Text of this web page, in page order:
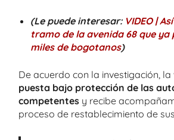
(Le puede interesar: VIDEO |
tramo de la avenida 68 que ya
miles de bogotanos)
De acuerdo con la investigación, la
puesta bajo protección de las
competentes y recibe
proceso de restablecimiento de